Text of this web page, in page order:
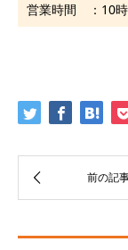
営業時間 ：10時